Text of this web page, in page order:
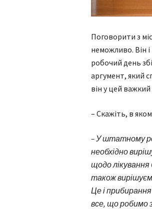
Поговорити з
неможливо. Він і
робочий день
аргумент, який
він у цей
– Скажіть, в
– У штатному
необхідно
щодо лікування
також
Це і
все, що робимо